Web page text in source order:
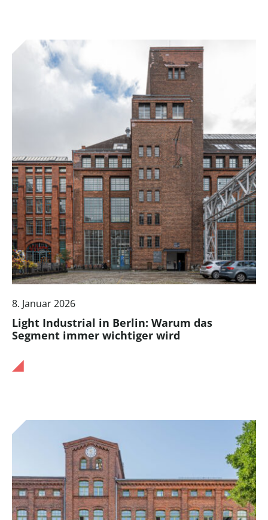
8. Januar 2026
Light Industrial in Berlin: Warum das
Segment immer wichtiger wird